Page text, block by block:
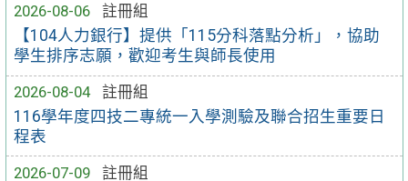
2026-08-06
註冊組
【104人力銀行】提供「115分科落點分析」，協助
學生排序志願，歡迎考生與師長使用
2026-08-04
註冊組
116學年度四技二專統一入學測驗及聯合招生重要日
程表
2026-07-09
註冊組